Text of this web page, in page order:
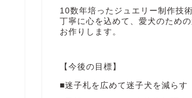
10数年培ったジュエリー制作技術
丁寧に心を込めて、愛犬のため
お作りします。
【今後の目標】
■迷子札を広めて迷子犬を減らす